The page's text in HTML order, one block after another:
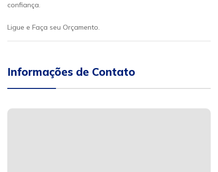
confiança.
Ligue e Faça seu Orçamento.
Informações de Contato